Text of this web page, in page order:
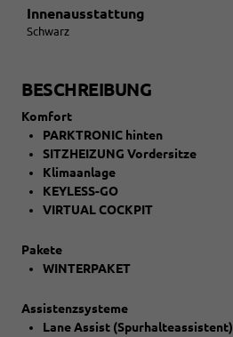
Innenausstattung
Schwarz
BESCHREIBUNG
Komfort
PARKTRONIC hinten
SITZHEIZUNG Vordersitze
Klimaanlage
KEYLESS-GO
VIRTUAL COCKPIT
Pakete
WINTERPAKET
Assistenzsysteme
Lane Assist (Spurhalteassistent)